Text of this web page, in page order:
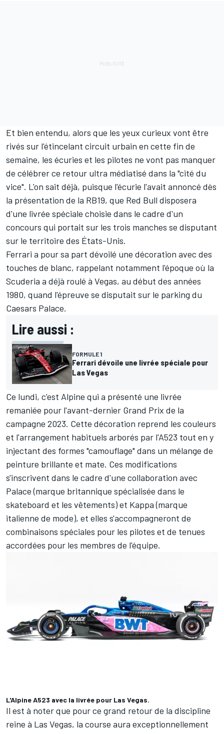
Et bien entendu, alors que les yeux curieux vont être
rivés sur l'étincelant circuit urbain en cette fin de
semaine, les écuries et les pilotes ne vont pas manquer
de célébrer ce retour ultra médiatisé dans la "cité du
vice". L'on sait déjà, puisque l'écurie l'avait annoncé dès
la présentation de la RB19, que Red Bull disposera
d'une livrée spéciale choisie dans le cadre d'un
concours qui portait sur les trois manches se disputant
sur le territoire des États-Unis.
Ferrari a pour sa part dévoilé une décoration avec des
touches de blanc, rappelant notamment l'époque où la
Scuderia a déjà roulé à Vegas, au début des années
1980, quand l'épreuve se disputait sur le parking du
Caesars Palace.
Lire aussi :
FORMULE 1
Ferrari dévoile une livrée spéciale pour
Las Vegas
Ce lundi, c'est Alpine qui a présenté une livrée
remaniée pour l'avant-dernier Grand Prix de la
campagne 2023. Cette décoration reprend les couleurs
et l'arrangement habituels arborés par l'A523 tout en y
injectant des formes "camouflage" dans un mélange de
peinture brillante et mate. Ces modifications
s'inscrivent dans le cadre d'une collaboration avec
Palace (marque britannique spécialisée dans le
skateboard et les vêtements) et Kappa (marque
italienne de mode), et elles s'accompagneront de
combinaisons spéciales pour les pilotes et de tenues
accordées pour les membres de l'équipe.
L'Alpine A523 avec la livrée pour Las Vegas.
Il est à noter que pour ce grand retour de la discipline
reine à Las Vegas, la course aura exceptionnellement